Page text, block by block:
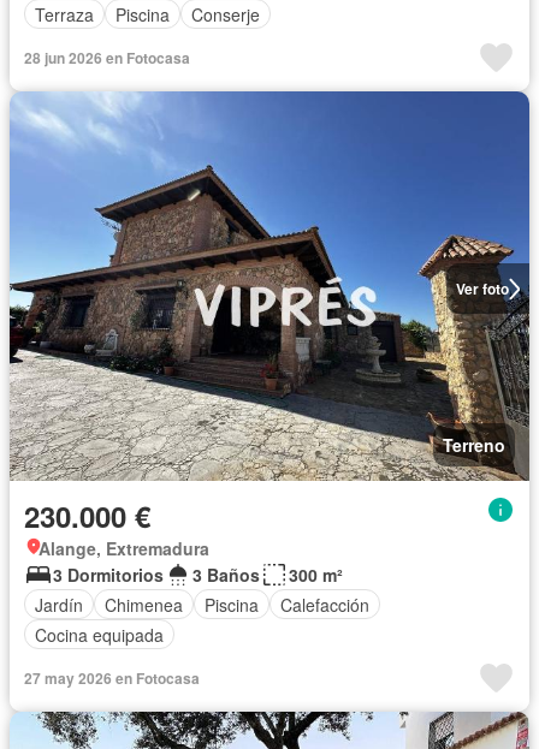
Terraza
Piscina Conserje
28 jun 2026 en Fotocasa
Ver foto
Terreno
230.000 €
Alange, Extremadura
3 Dormitorios
3 Baños
300 m²
Jardín
Chimenea Piscina
Calefacción
Cocina equipada
27 may 2026 en Fotocasa